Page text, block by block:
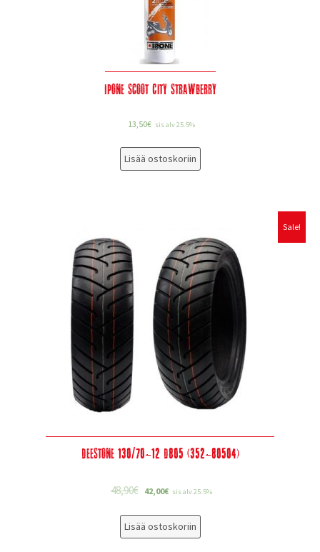
Ipone Scoot City Strawberry
13,50€ sis alv 25.5%
Lisää ostoskoriin
Sale!
Deestone 130/70-12 D805 (352-80504)
48,90€ 42,00€ sis alv 25.5%
Lisää ostoskoriin